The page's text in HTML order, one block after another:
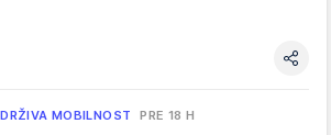
MOBILNOST PRE 18 H